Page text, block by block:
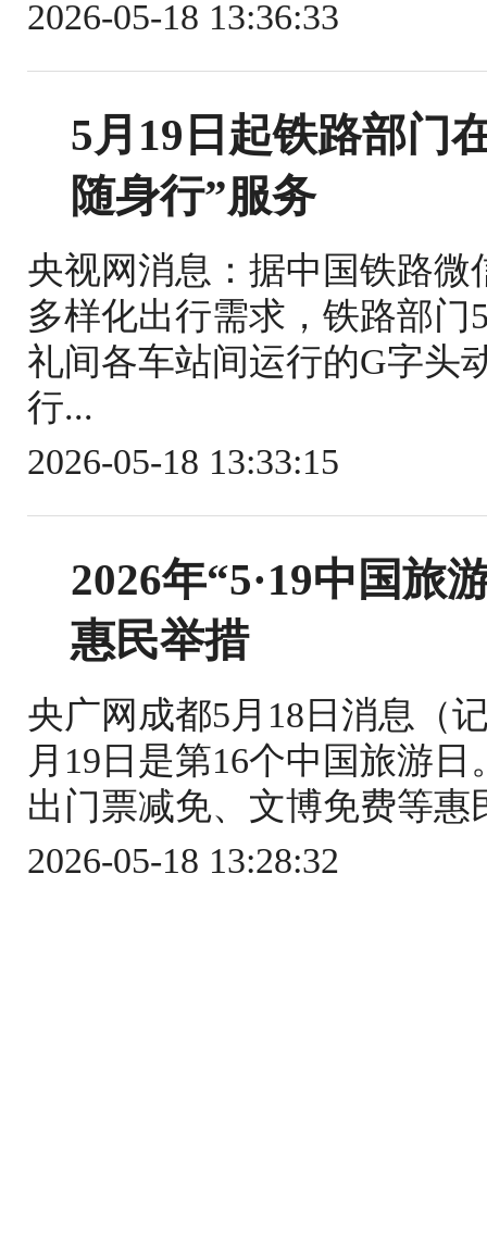
2026-05-18 13:36:33
5月19日起铁路部门
随身行”服务
央视网消息：据中国铁路
多样化出行需求，铁路部门
礼间各车站间运行的G字头
行...
2026-05-18 13:33:15
2026年“5·19中国旅
惠民举措
央广网成都5月18日消息（
月19日是第16个中国旅游
出门票减免、文博免费等
2026-05-18 13:28:32